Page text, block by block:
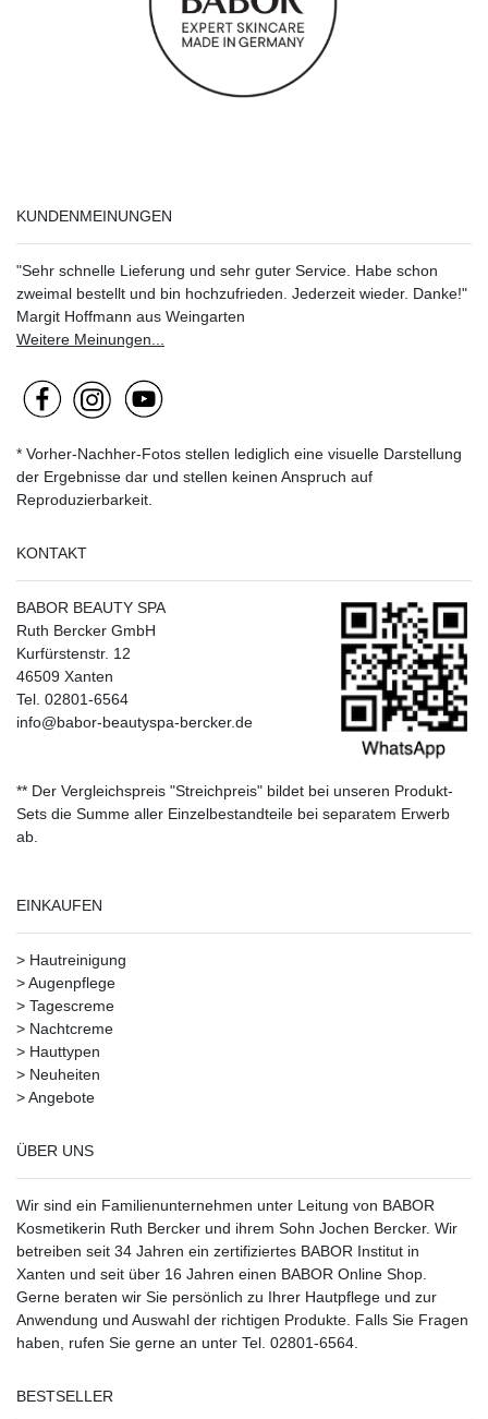
KUNDENMEINUNGEN
"Sehr schnelle Lieferung und sehr guter Service. Habe schon
zweimal bestellt und bin hochzufrieden. Jederzeit wieder. Danke!"
Margit Hoffmann aus Weingarten
Weitere Meinungen...
* Vorher-Nachher-Fotos stellen lediglich eine visuelle Darstellung
der Ergebnisse dar und stellen keinen Anspruch auf
Reproduzierbarkeit.
KONTAKT
BABOR BEAUTY SPA
Ruth Bercker GmbH
Kurfürstenstr. 12
46509 Xanten
Tel. 02801-6564
info@babor-beautyspa-bercker.de
** Der Vergleichspreis "Streichpreis" bildet bei unseren Produkt-
Sets die Summe aller Einzelbestandteile bei separatem Erwerb
ab.
EINKAUFEN
> Hautreinigung
>Augenpflege
> Tagescreme
> Nachtcreme
> Hauttypen
> Neuheiten
>Angebote
ÜBER UNS
Wir sind ein Familienunternehmen unter Leitung von BABOR
Kosmetikerin Ruth Bercker und ihrem Sohn Jochen Bercker. Wir
betreiben seit 34 Jahren ein zertifiziertes BABOR Institut in
Xanten und seit über 16 Jahren einen BABOR Online Shop.
Gerne beraten wir Sie persönlich zu Ihrer Hautpflege und zur
Anwendung und Auswahl der richtigen Produkte. Falls Sie Fragen
haben, rufen Sie gerne an unter Tel. 02801-6564.
BESTSELLER